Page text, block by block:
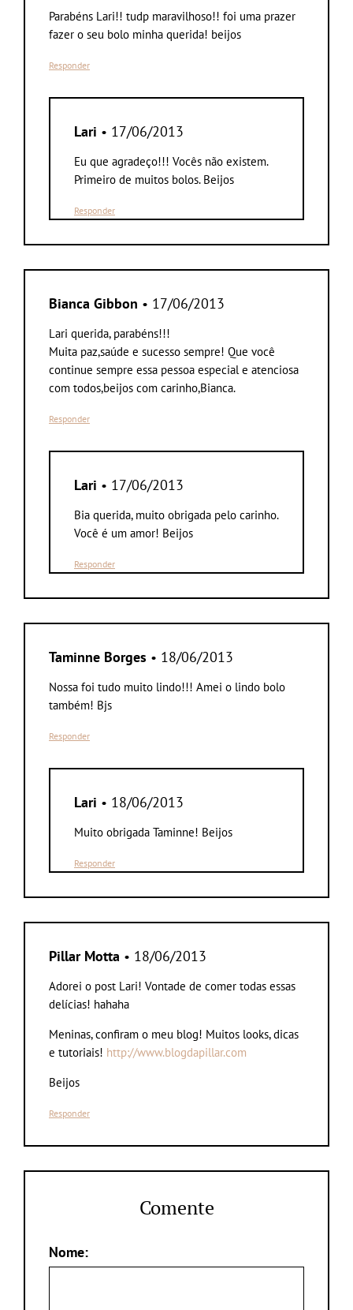
Parabéns Lari!! tudp maravilhoso!! foi uma prazer
fazer o seu bolo minha querida! beijos
Responder
Lari • 17/06/2013
Eu que agradeço!!! Vocês não existem.
Primeiro de muitos bolos. Beijos
Responder
Bianca Gibbon • 17/06/2013
Lari querida, parabéns!!!
Muita paz,saúde e sucesso sempre! Que você
continue sempre essa pessoa especial e atenciosa
com todos,beijos com carinho,Bianca.
Responder
Lari • 17/06/2013
Bia querida, muito obrigada pelo carinho.
Você é um amor! Beijos
Responder
Taminne Borges • 18/06/2013
Nossa foi tudo muito lindo!!! Amei o lindo bolo
também! Bjs
Responder
Lari • 18/06/2013
Muito obrigada Taminne! Beijos
Responder
Pillar Motta • 18/06/2013
Adorei o post Lari! Vontade de comer todas essas
delícias! hahaha
Meninas, confiram o meu blog! Muitos looks, dicas
e tutoriais! http://www.blogdapillar.com
Beijos
Responder
Comente
Nome: